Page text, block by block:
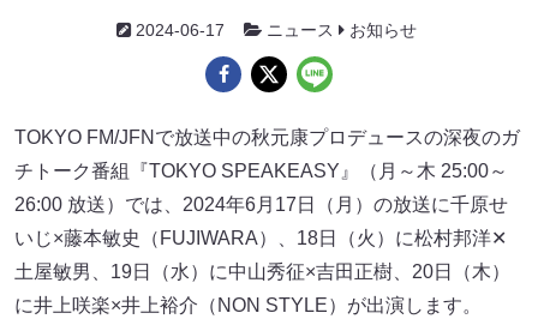
2024-06-17 ニュース お知らせ
TOKYO FM/JFNで放送中の秋元康プロデュースの深夜のガ
チトーク番組『TOKYO SPEAKEASY』（月～木 25:00～
26:00 放送）では、2024年6月17日（月）の放送に千原せ
いじ×藤本敏史（FUJIWARA）、18日（火）に松村邦洋✕
土屋敏男、19日（水）に中山秀征×吉田正樹、20日（木）
に井上咲楽×井上裕介（NON STYLE）が出演します。